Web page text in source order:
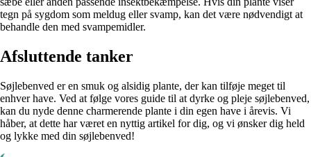
tegn på sygdom som meldug eller svamp, kan det være nødvendigt at
behandle den med svampemidler.
Afsluttende tanker
Søjlebenved er en smuk og alsidig plante, der kan tilføje meget til
enhver have. Ved at følge vores guide til at dyrke og pleje søjlebenved,
kan du nyde denne charmerende plante i din egen have i årevis. Vi
håber, at dette har været en nyttig artikel for dig, og vi ønsker dig held
og lykke med din søjlebenved!